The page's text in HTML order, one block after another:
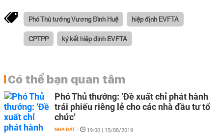
Phó Thủ tướng Vương Đình Huệ hiệp định EVFTA
CPTPP ký kết hiệp định EVFTA
Có thể bạn quan tâm
Phó Thủ thướng: ‘Đề xuất chỉ phát hành
trái phiếu riêng lẻ cho các nhà đầu tư tổ
chức’
NHÀ ĐẤT - 19:00 | 15/08/2019